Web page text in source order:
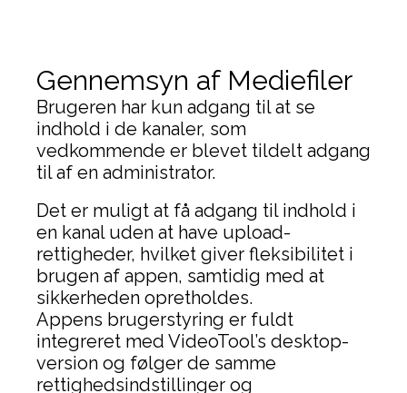
Gennemsyn af Mediefiler
Brugeren har kun adgang til at se
indhold i de kanaler, som
vedkommende er blevet tildelt adgang
til af en administrator.
Det er muligt at få adgang til indhold i
en kanal uden at have upload-
rettigheder, hvilket giver fleksibilitet i
brugen af appen, samtidig med at
sikkerheden opretholdes.
Appens brugerstyring er fuldt
integreret med VideoTool’s desktop-
version og følger de samme
rettighedsindstillinger og